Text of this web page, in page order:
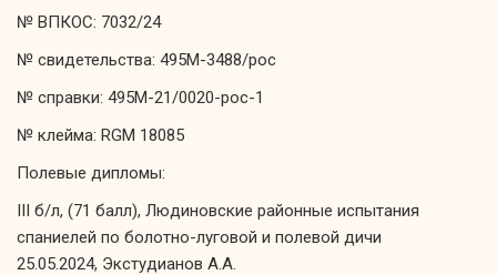
№ ВПКОС: 7032/24
№ свидетельства: 495М-3488/рос
№ справки: 495М-21/0020-рос-1
№ клейма: RGM 18085
Полевые дипломы:
III б/л, (71 балл), Людиновские районные испытания
спаниелей по болотно-луговой и полевой дичи
25.05.2024, Экстудианов А.А.